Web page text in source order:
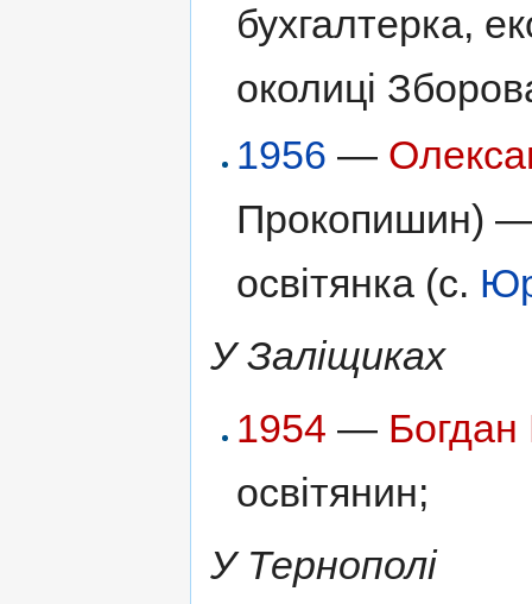
бухгалтерка,
околиці
1956 —
Прокопишин) —
освітянка (с.
У Заліщиках
1954 —
освітянин;
У Тернополі